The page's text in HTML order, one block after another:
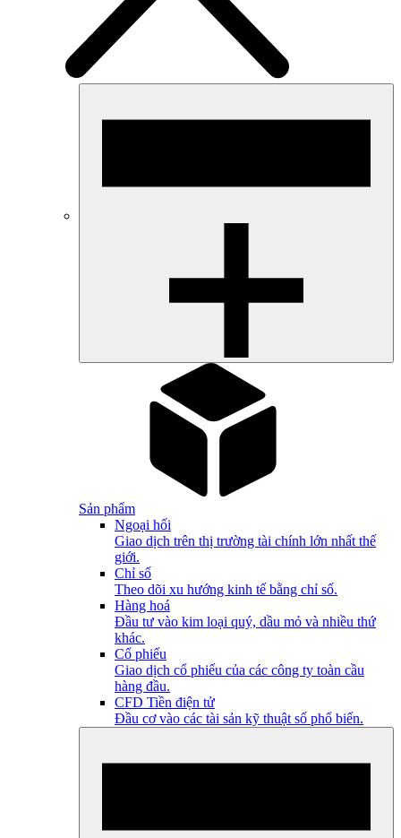
Sản phẩm
Ngoại hối
Giao dịch trên thị trường tài chính lớn nhất thế
giới.
Chỉ số
Theo dõi xu hướng kinh tế bằng chỉ số.
Hàng hoá
Đầu tư vào kim loại quý, dầu mỏ và nhiều thứ
khác.
Cổ phiếu
Giao dịch cổ phiếu của các công ty toàn cầu
hàng đầu.
CFD Tiền điện tử
Đầu cơ vào các tài sản kỹ thuật số phổ biến.